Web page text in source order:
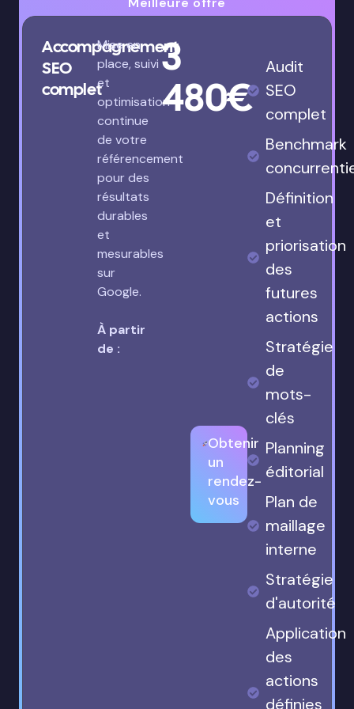
Accompagnement
SEO
complet
Mise en
place, suivi
et
optimisation
continue
de votre
référencement
pour des
résultats
durables
et
mesurables
sur
Google.
À partir
de :
3
480€
Obtenir
un
rendez-
vous
Audit
SEO
complet
Benchmark
Définition
et
priorisation
des
futures
actions
Stratégie
de
mots-
clés
Planning
éditorial
Plan de
maillage
interne
Stratégie
d'autorité
Application
des
actions
définies